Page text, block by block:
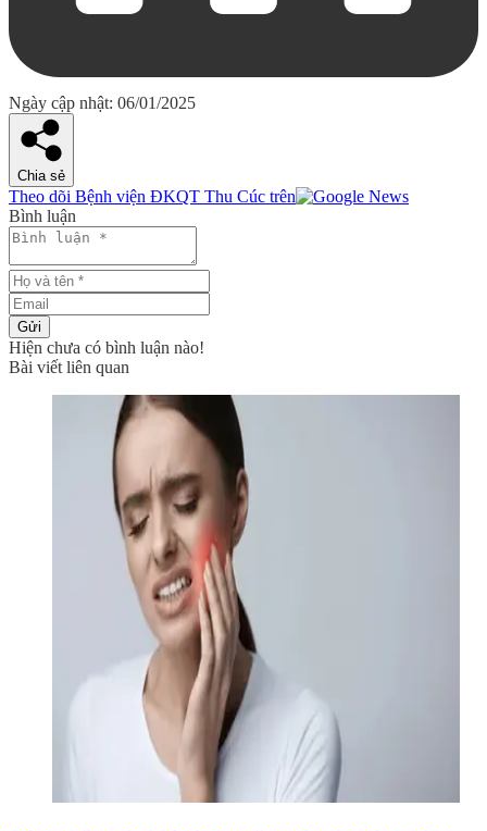
Ngày cập nhật: 06/01/2025
Chia sẻ
Theo dõi Bệnh viện ĐKQT Thu Cúc trên
Bình luận
Gửi
Hiện chưa có bình luận nào!
Bài viết liên quan